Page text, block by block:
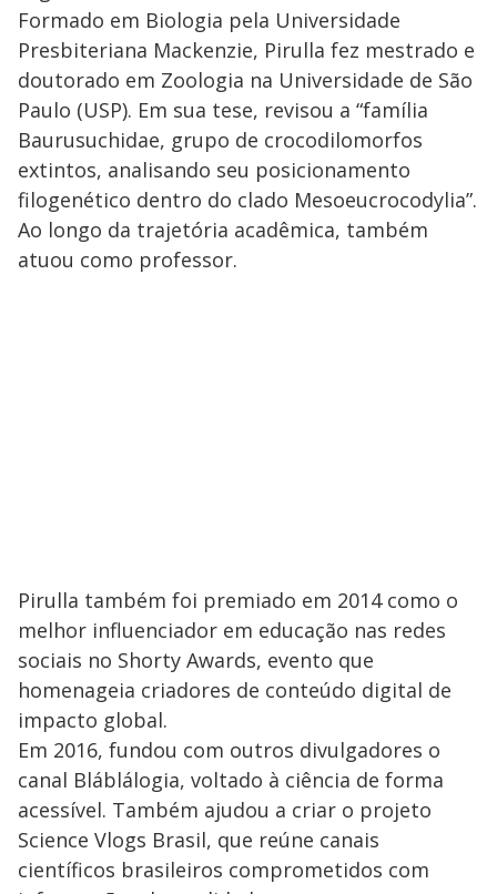
Formado em Biologia pela Universidade
Presbiteriana Mackenzie, Pirulla fez mestrado e
doutorado em Zoologia na Universidade de São
Paulo (USP). Em sua tese, revisou a “família
Baurusuchidae, grupo de crocodilomorfos
extintos, analisando seu posicionamento
filogenético dentro do clado Mesoeucrocodylia”.
Ao longo da trajetória acadêmica, também
atuou como professor.
Pirulla também foi premiado em 2014 como o
melhor influenciador em educação nas redes
sociais no Shorty Awards, evento que
homenageia criadores de conteúdo digital de
impacto global.
Em 2016, fundou com outros divulgadores o
canal Bláblálogia, voltado à ciência de forma
acessível. Também ajudou a criar o projeto
Science Vlogs Brasil, que reúne canais
científicos brasileiros comprometidos com